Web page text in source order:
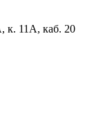
к. 11А, каб. 20